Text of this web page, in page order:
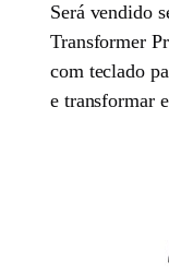
Será vendido
Transformer
com teclado
e transformar